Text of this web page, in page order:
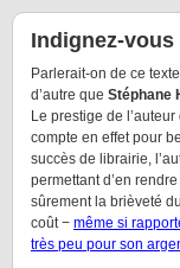
aussi disponible
Indignez-vous
Parlerait-on de ce
d’autre que Stéphane
Le prestige de
compte en effet pour
succès de librairie,
permettant d’en
sûrement la brièveté
coût − même si
très peu pour son